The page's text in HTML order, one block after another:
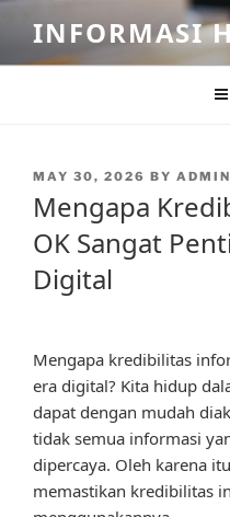
content
INFORMASI
POSTED
MAY 30, 2026 BY ADMIN
Mengapa
OK Sangat
Digital
Mengapa kredibilitas
era digital? Kita hidup
dapat dengan mudah
tidak semua informasi
dipercaya. Oleh karena
memastikan kredibilitas